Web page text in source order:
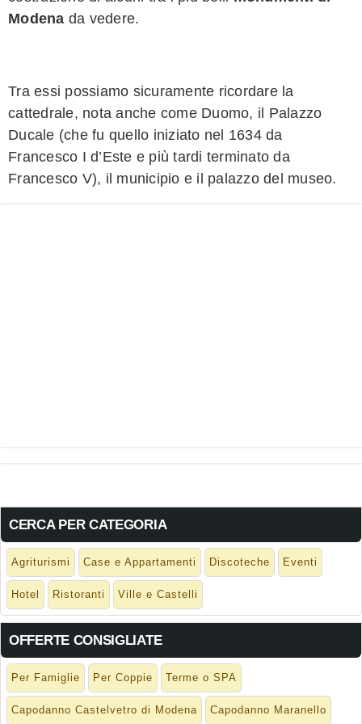
Modena da vedere.
Tra essi possiamo sicuramente ricordare la
cattedrale, nota anche come Duomo, il Palazzo
Ducale (che fu quello iniziato nel 1634 da
Francesco I d’Este e più tardi terminato da
Francesco V), il municipio e il palazzo del museo.
CERCA PER CATEGORIA
Agriturismi Case e Appartamenti Discoteche Eventi
Hotel Ristoranti Ville e Castelli
OFFERTE CONSIGLIATE
Per Famiglie Per Coppie Terme o SPA
Capodanno Castelvetro di Modena Capodanno Maranello